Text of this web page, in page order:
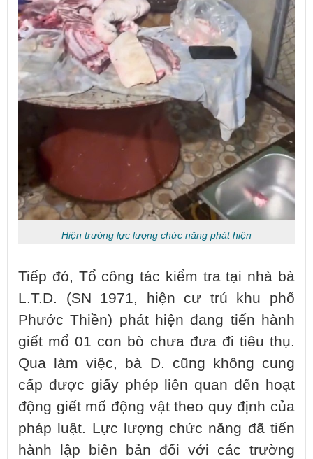
Hiện trường lực lượng chức năng phát hiện
Tiếp đó, Tổ công tác kiểm tra tại nhà bà
L.T.D. (SN 1971, hiện cư trú khu phố
Phước Thiền) phát hiện đang tiến hành
giết mổ 01 con bò chưa đưa đi tiêu thụ.
Qua làm việc, bà D. cũng không cung
cấp được giấy phép liên quan đến hoạt
động giết mổ động vật theo quy định của
pháp luật. Lực lượng chức năng đã tiến
hành lập biên bản đối với các trường